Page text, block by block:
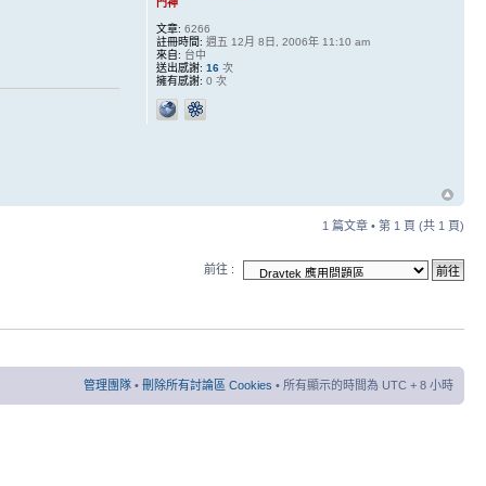
文章: 6266
註冊時間: 週五 12月 8日, 2006年 11:10 am
來自: 台中
送出感謝: 16次
擁有感謝: 0 次
1 篇文章 • 第 1 頁 (共 1 頁)
前往 :
管理團隊 • 刪除所有討論區 Cookies • 所有顯示的時間為 UTC + 8 小時